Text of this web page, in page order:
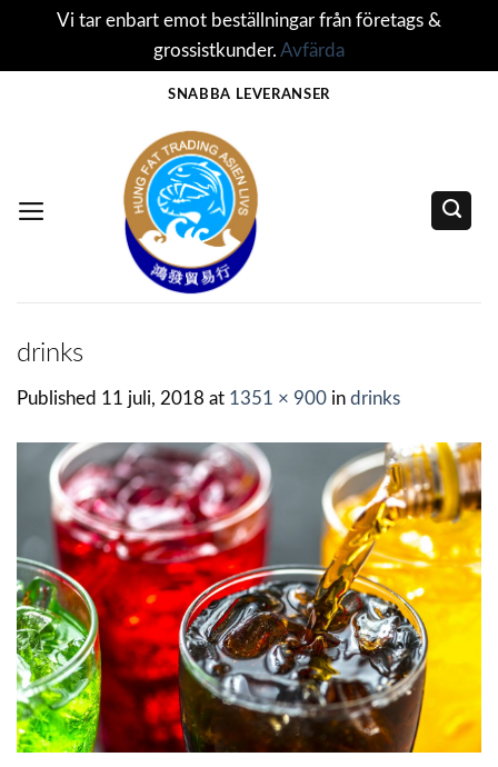
Vi tar enbart emot beställningar från företags &
grossistkunder. Avfärda
SNABBA LEVERANSER
drinks
Published 11 juli, 2018 at 1351 × 900 in drinks